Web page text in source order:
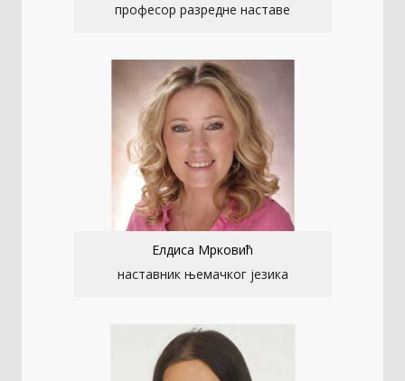
професор разредне наставе
Елдиса Мрковић
наставник њемачког језика